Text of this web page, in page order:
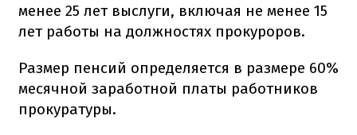
менее 25 лет выслуги, включая не менее 15
лет работы на должностях прокуроров.
Размер пенсий определяется в размере 60%
месячной заработной платы работников
прокуратуры.